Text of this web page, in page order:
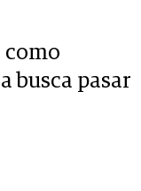
como
busca pasar